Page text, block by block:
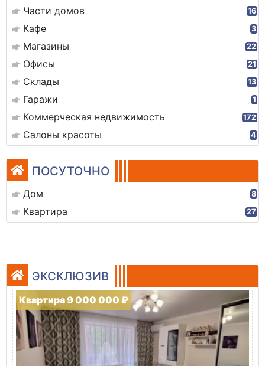
Части домов 16
Кафе 3
Магазины 22
Офисы 21
Склады 13
Гаражи 1
Коммерческая недвижимость 172
Салоны красоты 4
ПОСУТОЧНО
Дом 8
Квартира 27
ЭКСКЛЮЗИВ
Квартира 9 000 000 ₽